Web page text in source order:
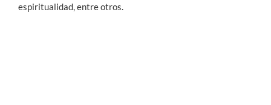
espiritualidad, entre otros.